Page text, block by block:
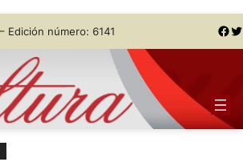
Edición número: 6141 Facebook Twitter